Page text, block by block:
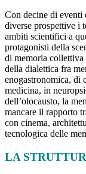
Con decine di eventi
diverse prospettive i
ambiti scientifici a
protagonisti della
di memoria collettiva
della dialettica fra
enogastronomica, di
medicina, in
dell’olocausto, la
mancare il rapporto
con cinema,
tecnologica delle
LA